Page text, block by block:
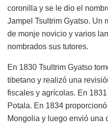
coronilla y se le dio el
Jampel Tsultrim Gyatso. Un
de monje novicio y varios
nombrados sus tutores.
En 1830 Tsultrim Gyatso
tibetano y realizó una
fiscales y agrícolas. En
Potala. En 1834
Mongolia y luego envió una